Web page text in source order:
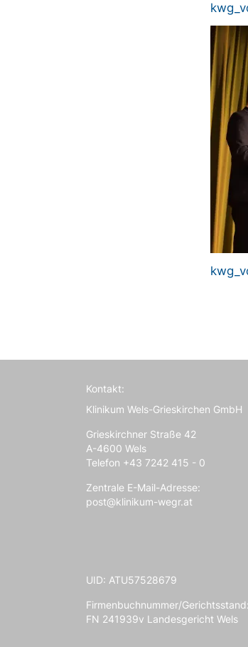
Bild
Kontakt:
Klinikum Wels-Grieskirchen GmbH
Grieskirchner Straße 42
A-4600 Wels
Telefon +43 7242 415 - 0
Zentrale E-Mail-Adresse:
post@klinikum-wegr.at
UID: ATU57528679
Firmenbuchnummer/Gerichtsstand:
FN 241939v Landesgericht Wels